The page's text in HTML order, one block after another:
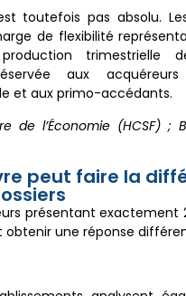
toutefois pas absolu.
de flexibilité
trimestrielle
aux
et aux primo-accédants.
de l’Économie (HCSF) ;
peut faire la
présentant exactement
une réponse